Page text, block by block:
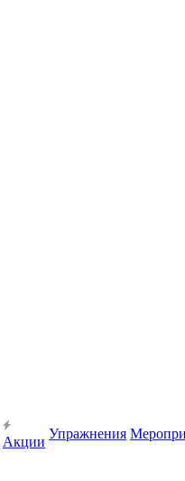
Акции
Упражнения